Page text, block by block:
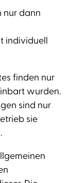
nur dann
individuell
finden nur
wurden.
sind nur
sie